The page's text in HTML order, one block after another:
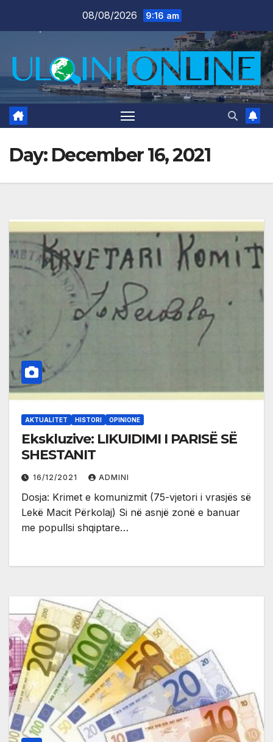
08/08/2026 9:16 am
Day: December 16, 2021
AKTUALITET HISTORI OPINIONE
Ekskluzive: LIKUIDIMI I PARISË SË
SHESTANIT
16/12/2021 ADMINI
Dosja: Krimet e komunizmit (75-vjetori i vrasjës së
Lekë Macit Përkolaj) Si në asnjë zonë e banuar
me popullsi shqiptare…